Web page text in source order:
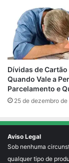
Dívidas de
Quando Vale a
Parcelamento e
25 de dezembro
Aviso Legal
Sob nenhuma
qualquer tipo de